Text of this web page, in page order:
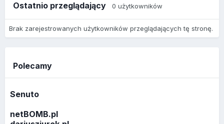
Ostatnio przeglądający 0 użytkowników
Brak zarejestrowanych użytkowników przeglądających tę stronę.
Polecamy
Senuto
netBOMB.pl